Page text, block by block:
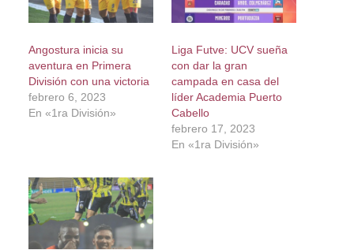
Angostura inicia su
aventura en Primera
División con una victoria
febrero 6, 2023
En «1ra División»
Liga Futve: UCV sueña
con dar la gran
campada en casa del
líder Academia Puerto
Cabello
febrero 17, 2023
En «1ra División»